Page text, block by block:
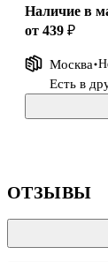
Наличие в
от 439 ₽
Москва
Есть в
ОТЗЫВЫ